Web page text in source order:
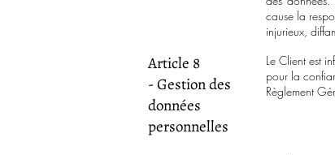
cause la
injurieux,
Article 8
- Gestion des
données
personnelles
Le Client est
pour la
Règlement